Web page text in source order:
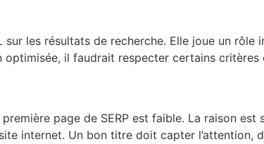
les résultats de recherche. Elle joue un rôle
il faudrait respecter certains critères
page de SERP est faible. La raison est
internet. Un bon titre doit capter l’attention,